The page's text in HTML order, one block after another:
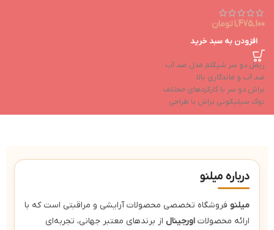
1,475,100تومان
افزودن به سبد خرید
ریمل دو سر شیگلم مدل ضد آب
ضد آب و ماندگاری بالا
براش دو سر با کارکردهای مختلف
نوک سیلیکونی براش با طراحی
هوشمند
درباره میلنو
میلنو فروشگاه تخصصی محصولات آرایشی و مراقبتی است که با
ارائه محصولات اورجینال از برندهای معتبر جهانی، تجربه‌ای